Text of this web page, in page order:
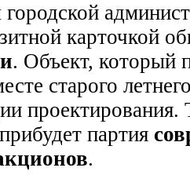
карточкой
. Объект, который
старого
партия
.